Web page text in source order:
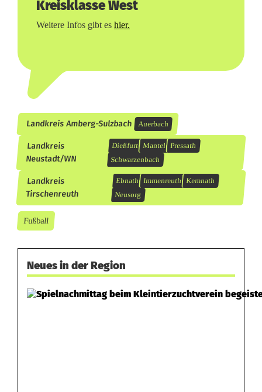
Kreisklasse West
Weitere Infos gibt es hier.
Landkreis Amberg-Sulzbach Auerbach
Landkreis
Neustadt/WN
Dießfurt Mantel Pressath
Schwarzenbach
Landkreis
Tirschenreuth
Ebnath Immenreuth Kemnath
Neusorg
Fußball
Neues in der Region